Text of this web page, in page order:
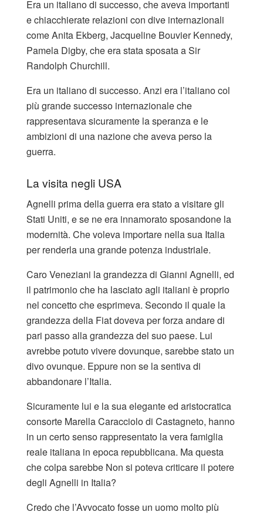
Era un italiano di successo, che aveva importanti
e chiacchierate relazioni con dive internazionali
come Anita Ekberg, Jacqueline Bouvier Kennedy,
Pamela Digby, che era stata sposata a Sir
Randolph Churchill.
Era un italiano di successo. Anzi era l’italiano col
più grande successo internazionale che
rappresentava sicuramente la speranza e le
ambizioni di una nazione che aveva perso la
guerra.
La visita negli USA
Agnelli prima della guerra era stato a visitare gli
Stati Uniti, e se ne era innamorato sposandone la
modernità. Che voleva importare nella sua Italia
per renderla una grande potenza industriale.
Caro Veneziani la grandezza di Gianni Agnelli, ed
il patrimonio che ha lasciato agli italiani è proprio
nel concetto che esprimeva. Secondo il quale la
grandezza della Fiat doveva per forza andare di
pari passo alla grandezza del suo paese. Lui
avrebbe potuto vivere dovunque, sarebbe stato un
divo ovunque. Eppure non se la sentiva di
abbandonare l’Italia.
Sicuramente lui e la sua elegante ed aristocratica
consorte Marella Caracciolo di Castagneto, hanno
in un certo senso rappresentato la vera famiglia
reale italiana in epoca repubblicana. Ma questa
che colpa sarebbe Non si poteva criticare il potere
degli Agnelli in Italia?
Credo che l’Avvocato fosse un uomo molto più